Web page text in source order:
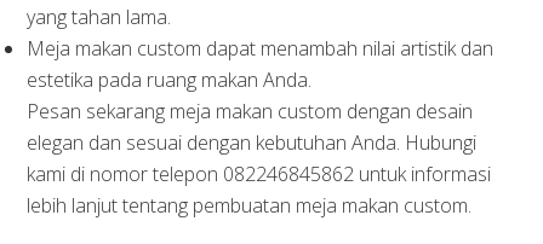
yang tahan lama.
Meja makan custom dapat menambah nilai artistik dan
estetika pada ruang makan Anda.
Pesan sekarang meja makan custom dengan desain
elegan dan sesuai dengan kebutuhan Anda. Hubungi
kami di nomor telepon 082246845862 untuk informasi
lebih lanjut tentang pembuatan meja makan custom.